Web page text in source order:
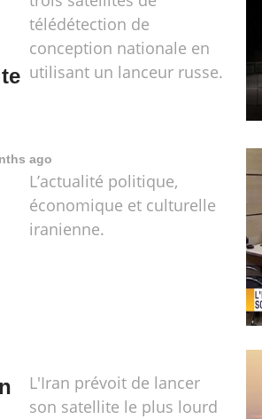
télédétection de
conception nationale en
utilisant un lanceur russe.
ago
L’actualité politique,
économique et culturelle
iranienne.
L'Iran prévoit de lancer
son satellite le plus lourd